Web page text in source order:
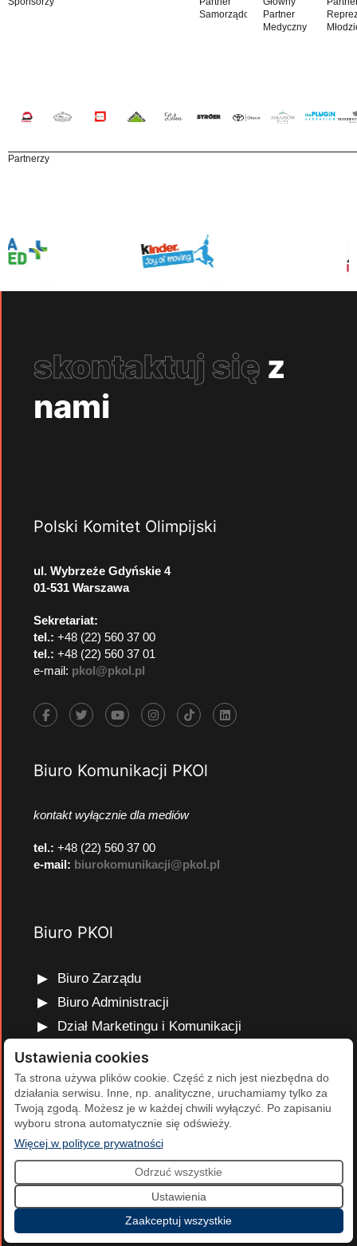
Samorządowy
Partner
Medyczny
Partnerzy
skontaktuj się z
nami
Polski Komitet Olimpijski
ul. Wybrzeże Gdyńskie 4
01-531 Warszawa
Sekretariat:
tel.: +48 (22) 560 37 00
tel.: +48 (22) 560 37 01
e-mail: pkol@pkol.pl
Biuro Komunikacji PKOl
kontakt wyłącznie dla mediów
tel.: +48 (22) 560 37 00
e-mail: biurokomunikacji@pkol.pl
Biuro PKOl
Biuro Zarządu
Biuro Administracji
Dział Marketingu i Komunikacji
Dział Edukacji Olimpijskiej
Dział Finansów i Kadr
Dział Projektów Olimpijskich
Dział Programów Rozwojowych
2026 Polski Komitet Olimpijski | Projekt i realizacja:
Cumulus.
Ustawienia cookies
Ta strona używa plików cookie. Część z nich jest niezbędna do
działania serwisu. Inne, np. analityczne, uruchamiamy tylko za
Twoją zgodą. Możesz je w każdej chwili wyłączyć. Po zapisaniu
wyboru strona automatycznie się odświeży.
Więcej w polityce prywatności(otwiera się w nowej karcie)
Odrzuć wszystkie
Ustawienia
Zaakceptuj wszystkie